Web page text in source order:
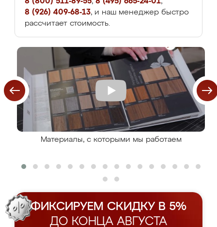
8 (926) 409-68-13, и наш менеджер быстро
рассчитает стоимость.
Материалы, с которыми мы работаем
ФИКСИРУЕМ СКИДКУ В 5%
ДО КОНЦА АВГУСТА